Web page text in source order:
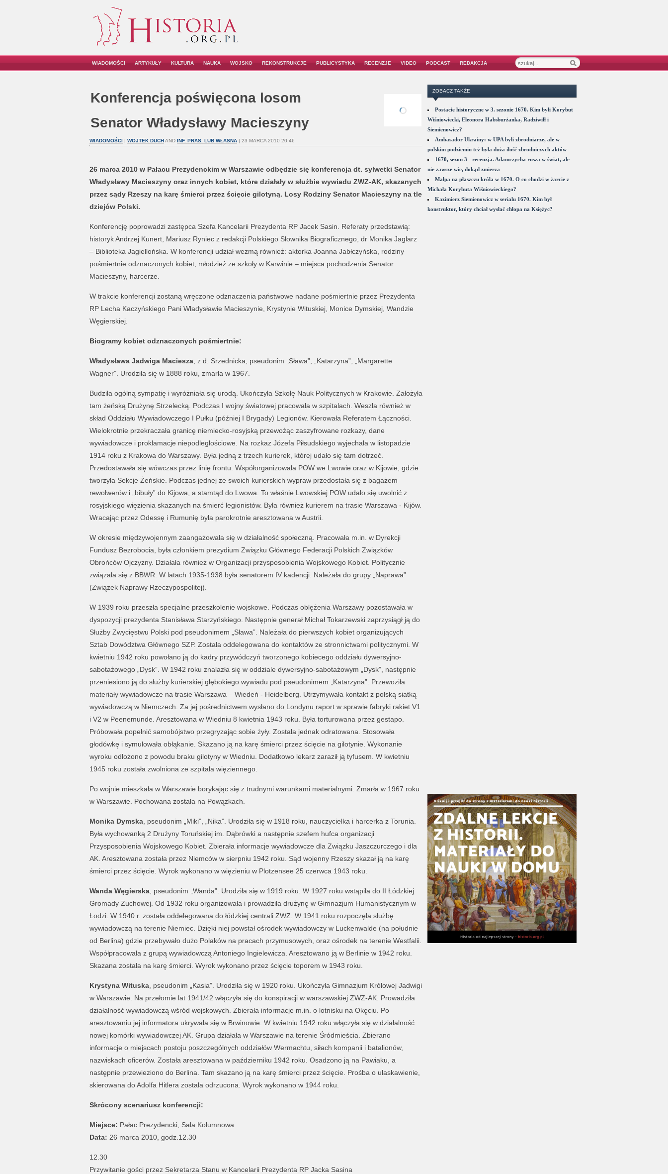
WIADOMOŚCI ARTYKUŁY KULTURA NAUKA WOJSKO REKONSTRUKCJE PUBLICYSTYKA RECENZJE VIDEO PODCAST REDAKCJA
Konferencja poświęcona losom
Senator Władysławy Macieszyny
WIADOMOŚCI| WOJTEK DUCHAND INF. PRAS. LUB WŁASNA| 23 MARCA 2010 20:46
26 marca 2010 w Pałacu Prezydenckim w Warszawie odbędzie się konferencja dt. sylwetki Senator
Władysławy Macieszyny oraz innych kobiet, które działały w służbie wywiadu ZWZ-AK, skazanych
przez sądy Rzeszy na karę śmierci przez ścięcie gilotyną. Losy Rodziny Senator Macieszyny na tle
dziejów Polski.
Konferencję poprowadzi zastępca Szefa Kancelarii Prezydenta RP Jacek Sasin. Referaty przedstawią:
historyk Andrzej Kunert, Mariusz Ryniec z redakcji Polskiego Słownika Biograficznego, dr Monika Jaglarz
– Biblioteka Jagiellońska. W konferencji udział wezmą również: aktorka Joanna Jabłczyńska, rodziny
pośmiertnie odznaczonych kobiet, młodzież ze szkoły w Karwinie – miejsca pochodzenia Senator
Macieszyny, harcerze.
W trakcie konferencji zostaną wręczone odznaczenia państwowe nadane pośmiertnie przez Prezydenta
RP Lecha Kaczyńskiego Pani Władysławie Macieszynie, Krystynie Wituskiej, Monice Dymskiej, Wandzie
Węgierskiej.
Biogramy kobiet odznaczonych pośmiertnie:
Władysława Jadwiga Maciesza, z d. Srzednicka, pseudonim „Sława”, „Katarzyna”, „Margarette
Wagner”. Urodziła się w 1888 roku, zmarła w 1967.
Budziła ogólną sympatię i wyróżniała się urodą. Ukończyła Szkołę Nauk Politycznych w Krakowie. Założyła
tam żeńską Drużynę Strzelecką. Podczas I wojny światowej pracowała w szpitalach. Weszła również w
skład Oddziału Wywiadowczego I Pułku (później I Brygady) Legionów. Kierowała Referatem Łączności.
Wielokrotnie przekraczała granicę niemiecko-rosyjską przewożąc zaszyfrowane rozkazy, dane
wywiadowcze i proklamacje niepodległościowe. Na rozkaz Józefa Piłsudskiego wyjechała w listopadzie
1914 roku z Krakowa do Warszawy. Była jedną z trzech kurierek, której udało się tam dotrzeć.
Przedostawała się wówczas przez linię frontu. Współorganizowała POW we Lwowie oraz w Kijowie, gdzie
tworzyła Sekcje Żeńskie. Podczas jednej ze swoich kurierskich wypraw przedostała się z bagażem
rewolwerów i „bibuły” do Kijowa, a stamtąd do Lwowa. To właśnie Lwowskiej POW udało się uwolnić z
rosyjskiego więzienia skazanych na śmierć legionistów. Była również kurierem na trasie Warszawa - Kijów.
Wracając przez Odessę i Rumunię była parokrotnie aresztowana w Austrii.
W okresie międzywojennym zaangażowała się w działalność społeczną. Pracowała m.in. w Dyrekcji
Fundusz Bezrobocia, była członkiem prezydium Związku Głównego Federacji Polskich Związków
Obrońców Ojczyzny. Działała również w Organizacji przysposobienia Wojskowego Kobiet. Politycznie
związała się z BBWR. W latach 1935-1938 była senatorem IV kadencji. Należała do grupy „Naprawa”
(Związek Naprawy Rzeczypospolitej).
W 1939 roku przeszła specjalne przeszkolenie wojskowe. Podczas oblężenia Warszawy pozostawała w
dyspozycji prezydenta Stanisława Starzyńskiego. Następnie generał Michał Tokarzewski zaprzysiągł ją do
Służby Zwycięstwu Polski pod pseudonimem „Sława”. Należała do pierwszych kobiet organizujących
Sztab Dowództwa Głównego SZP. Została oddelegowana do kontaktów ze stronnictwami politycznymi. W
kwietniu 1942 roku powołano ją do kadry przywódczyń tworzonego kobiecego oddziału dywersyjno-
sabotażowego „Dysk”. W 1942 roku znalazła się w oddziale dywersyjno-sabotażowym „Dysk”, następnie
przeniesiono ją do służby kurierskiej głębokiego wywiadu pod pseudonimem „Katarzyna”. Przewoziła
materiały wywiadowcze na trasie Warszawa – Wiedeń - Heidelberg. Utrzymywała kontakt z polską siatką
wywiadowczą w Niemczech. Za jej pośrednictwem wysłano do Londynu raport w sprawie fabryki rakiet V1
i V2 w Peenemunde. Aresztowana w Wiedniu 8 kwietnia 1943 roku. Była torturowana przez gestapo.
Próbowała popełnić samobójstwo przegryzając sobie żyły. Została jednak odratowana. Stosowała
głodówkę i symulowała obłąkanie. Skazano ją na karę śmierci przez ścięcie na gilotynie. Wykonanie
wyroku odłożono z powodu braku gilotyny w Wiedniu. Dodatkowo lekarz zaraził ją tyfusem. W kwietniu
1945 roku została zwolniona ze szpitala więziennego.
Po wojnie mieszkała w Warszawie borykając się z trudnymi warunkami materialnymi. Zmarła w 1967 roku
w Warszawie. Pochowana została na Powązkach.
Monika Dymska, pseudonim „Miki”, „Nika”. Urodziła się w 1918 roku, nauczycielka i harcerka z Torunia.
Była wychowanką 2 Drużyny Toruńskiej im. Dąbrówki a następnie szefem hufca organizacji
Przysposobienia Wojskowego Kobiet. Zbierała informacje wywiadowcze dla Związku Jaszczurczego i dla
AK. Aresztowana została przez Niemców w sierpniu 1942 roku. Sąd wojenny Rzeszy skazał ją na karę
śmierci przez ścięcie. Wyrok wykonano w więzieniu w Plotzensee 25 czerwca 1943 roku.
Wanda Węgierska, pseudonim „Wanda”. Urodziła się w 1919 roku. W 1927 roku wstąpiła do II Łódzkiej
Gromady Zuchowej. Od 1932 roku organizowała i prowadziła drużynę w Gimnazjum Humanistycznym w
Łodzi. W 1940 r. została oddelegowana do łódzkiej centrali ZWZ. W 1941 roku rozpoczęła służbę
wywiadowczą na terenie Niemiec. Dzięki niej powstał ośrodek wywiadowczy w Luckenwalde (na południe
od Berlina) gdzie przebywało dużo Polaków na pracach przymusowych, oraz ośrodek na terenie Westfalii.
Współpracowała z grupą wywiadowczą Antoniego Ingielewicza. Aresztowano ją w Berlinie w 1942 roku.
Skazana została na karę śmierci. Wyrok wykonano przez ścięcie toporem w 1943 roku.
Krystyna Wituska, pseudonim „Kasia”. Urodziła się w 1920 roku. Ukończyła Gimnazjum Królowej Jadwigi
w Warszawie. Na przełomie lat 1941/42 włączyła się do konspiracji w warszawskiej ZWZ-AK. Prowadziła
działalność wywiadowczą wśród wojskowych. Zbierała informacje m.in. o lotnisku na Okęciu. Po
aresztowaniu jej informatora ukrywała się w Brwinowie. W kwietniu 1942 roku włączyła się w działalność
nowej komórki wywiadowczej AK. Grupa działała w Warszawie na terenie Śródmieścia. Zbierano
informacje o miejscach postoju poszczególnych oddziałów Wermachtu, siłach kompanii i batalionów,
nazwiskach oficerów. Została aresztowana w październiku 1942 roku. Osadzono ją na Pawiaku, a
następnie przewieziono do Berlina. Tam skazano ją na karę śmierci przez ścięcie. Prośba o ułaskawienie,
skierowana do Adolfa Hitlera została odrzucona. Wyrok wykonano w 1944 roku.
Skrócony scenariusz konferencji:
Miejsce: Pałac Prezydencki, Sala Kolumnowa
Data: 26 marca 2010, godz.12.30
12.30
Przywitanie gości przez Sekretarza Stanu w Kancelarii Prezydenta RP Jacka Sasina
ZOBACZ TAKŻE
Postacie historyczne w 3. sezonie 1670. Kim byli Korybut
Wiśniowiecki, Eleonora Habsburżanka, Radziwiłł i
Siemienowicz?
Ambasador Ukrainy: w UPA byli zbrodniarze, ale w
polskim podziemiu też była duża ilość zbrodniczych aktów
1670, sezon 3 - recenzja. Adamczycha rusza w świat, ale
nie zawsze wie, dokąd zmierza
Małpa na płaszczu króla w 1670. O co chodzi w żarcie z
Michała Korybuta Wiśniowieckiego?
Kazimierz Siemienowicz w serialu 1670. Kim był
konstruktor, który chciał wysłać chłopa na Księżyc?